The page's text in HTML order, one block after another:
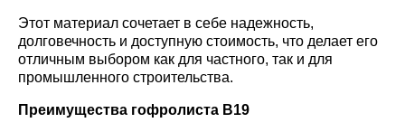
Этот материал сочетает в себе надежность,
долговечность и доступную стоимость, что делает его
отличным выбором как для частного, так и для
промышленного строительства.
Преимущества гофролиста В19